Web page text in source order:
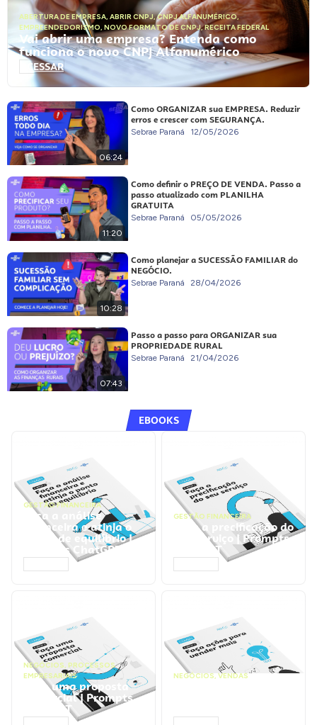
ABERTURA DE EMPRESA, ABRIR CNPJ,CNPJ ALFANUMÉRICO,
EMPREENDEDORISMO, NOVO FORMATO DE CNPJ,RECEITA FEDERAL
Vai abrir uma empresa? Entenda como
funciona o novo CNPJ Alfanumérico
ACESSAR
06:24
Como ORGANIZAR sua EMPRESA. Reduzir
erros e crescer com SEGURANÇA.
Sebrae Paraná 12/05/2026
11:20
Como definir o PREÇO DE VENDA. Passo a
passo atualizado com PLANILHA
GRATUITA
Sebrae Paraná 05/05/2026
10:28
Como planejar a SUCESSÃO FAMILIAR do
NEGÓCIO.
Sebrae Paraná 28/04/2026
07:43
Passo a passo para ORGANIZAR sua
PROPRIEDADE RURAL
Sebrae Paraná 21/04/2026
EBOOKS
GESTÃO FINANCEIRA
Faça a análise
financeira e atinja o
ponto de equilíbrio |
Prompts ChatGPT
GESTÃO FINANCEIRA
Faça a precificação do
seu serviço | Prompts
ChatGPT
NEGÓCIOS, PROCESSOS
EMPRESARIAIS
Faça uma proposta
comercial | Prompts
ChatGPT
NEGÓCIOS, VENDAS